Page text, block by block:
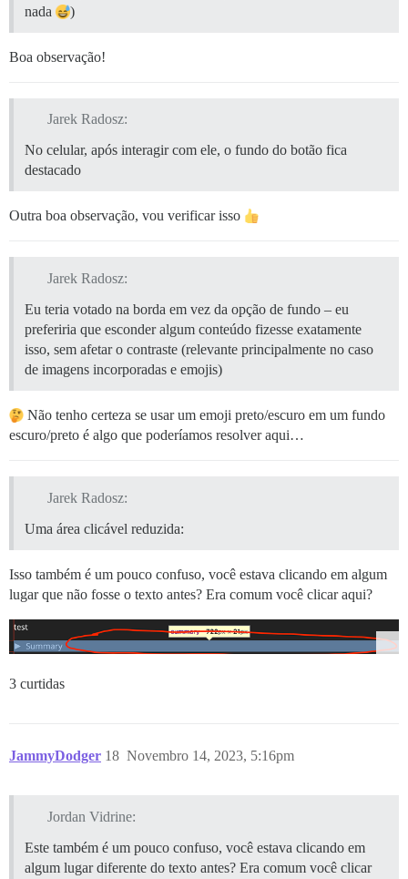
nada
)
Boa observação!
Jarek Radosz:
No celular, após interagir com ele, o fundo do botão fica
destacado
Outra boa observação, vou verificar isso
Jarek Radosz:
Eu teria votado na borda em vez da opção de fundo – eu
preferiria que esconder algum conteúdo fizesse exatamente
isso, sem afetar o contraste (relevante principalmente no caso
de imagens incorporadas e emojis)
Não tenho certeza se usar um emoji preto/escuro em um fundo
escuro/preto é algo que poderíamos resolver aqui…
Jarek Radosz:
Uma área clicável reduzida:
Isso também é um pouco confuso, você estava clicando em algum
lugar que não fosse o texto antes? Era comum você clicar aqui?
3 curtidas
JammyDodger Novembro 14, 2023, 5:16pm
18
Jordan Vidrine:
Este também é um pouco confuso, você estava clicando em
algum lugar diferente do texto antes? Era comum você clicar